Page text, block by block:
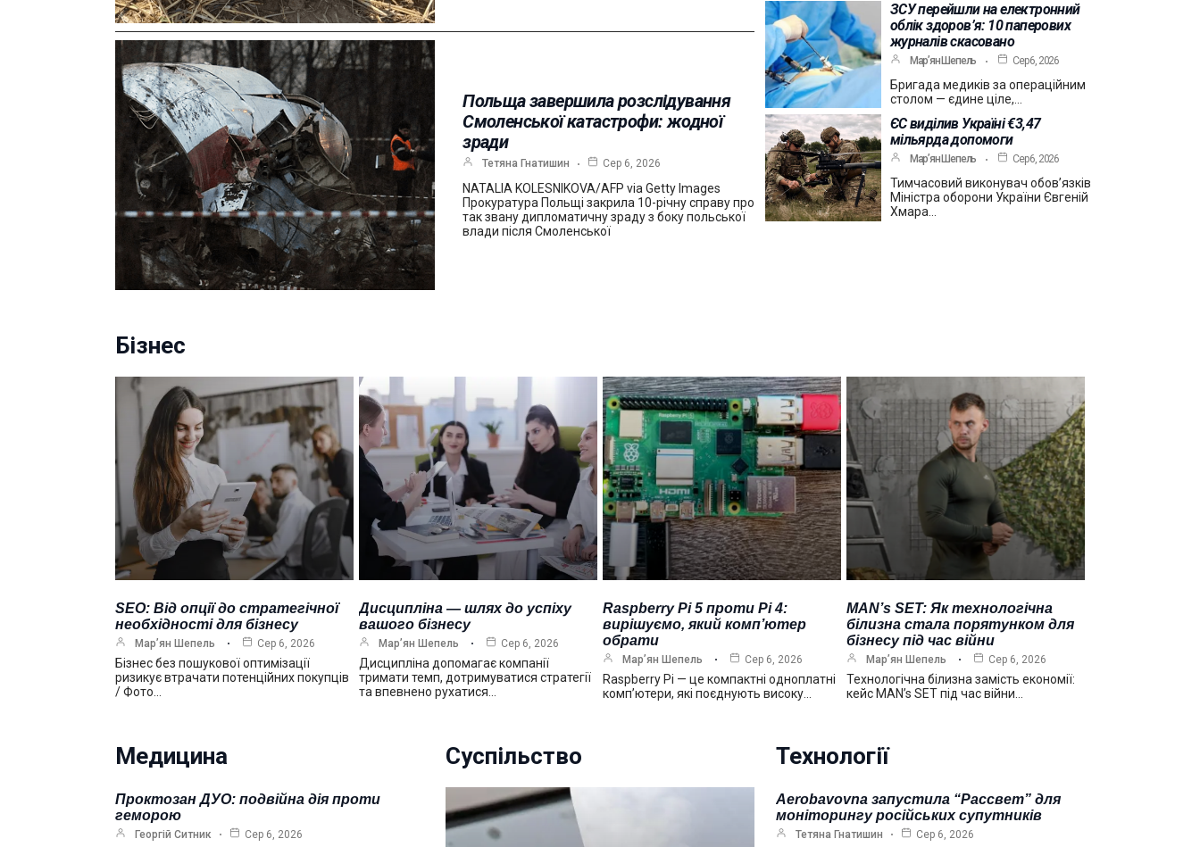
Польща завершила розслідування
Смоленської катастрофи: жодної
зради
Тетяна Гнатишин Сер 6, 2026
NATALIA KOLESNIKOVA/AFP via Getty Images
Прокуратура Польщі закрила 10-річну справу про
так звану дипломатичну зраду з боку польської
влади після Смоленської
ЗСУ перейшли на електронний
облік здоров’я: 10 паперових
журналів скасовано
Мар’ян Шепель Сер 6, 2026
Бригада медиків за операційним
столом — єдине ціле,…
ЄС виділив Україні €3,47
мільярда допомоги
Мар’ян Шепель Сер 6, 2026
Тимчасовий виконувач обов’язків
Міністра оборони України Євгеній
Хмара…
Бізнес
SEO: Від опції до стратегічної
необхідності для бізнесу
Мар’ян Шепель Сер 6, 2026
Бізнес без пошукової оптимізації
ризикує втрачати потенційних покупців
/ Фото…
Дисципліна — шлях до успіху
вашого бізнесу
Мар’ян Шепель Сер 6, 2026
Дисципліна допомагає компанії
тримати темп, дотримуватися стратегії
та впевнено рухатися…
Raspberry Pi 5 проти Pi 4:
вирішуємо, який комп’ютер
обрати
Мар’ян Шепель Сер 6, 2026
Raspberry Pi — це компактні одноплатні
комп’ютери, які поєднують високу…
MAN’s SET: Як технологічна
білизна стала порятунком для
бізнесу під час війни
Мар’ян Шепель Сер 6, 2026
Технологічна білизна замість економії:
кейс MAN’s SET під час війни…
Медицина
Проктозан ДУО: подвійна дія проти
геморою
Георгій Ситник Сер 6, 2026
Суспільство Технології
Aerobavovna запустила “Рассвет” для
моніторингу російських супутників
Тетяна Гнатишин Сер 6, 2026